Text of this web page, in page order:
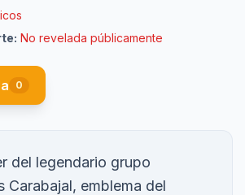
No revelada públicamente
0
del legendario grupo
Carabajal, emblema del